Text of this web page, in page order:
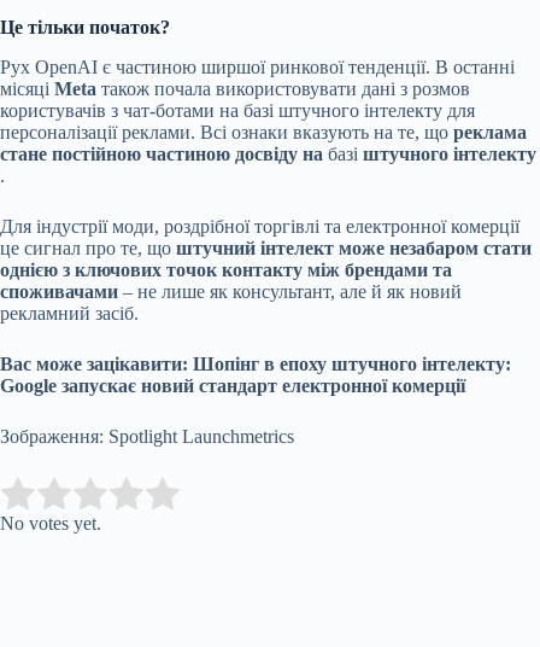
Це тільки початок?
Рух OpenAI є частиною ширшої ринкової тенденції. В останні
місяці Meta також почала використовувати дані з розмов
користувачів з чат-ботами на базі штучного інтелекту для
персоналізації реклами. Всі ознаки вказують на те, що реклама
стане постійною частиною досвіду на базі штучного інтелекту
.
Для індустрії моди, роздрібної торгівлі та електронної комерції
це сигнал про те, що штучний інтелект може незабаром стати
однією з ключових точок контакту між брендами та
споживачами – не лише як консультант, але й як новий
рекламний засіб.
Вас може зацікавити: Шопінг в епоху штучного інтелекту:
Google запускає новий стандарт електронної комерції
Зображення: Spotlight Launchmetrics
Rate this item:
No votes yet.